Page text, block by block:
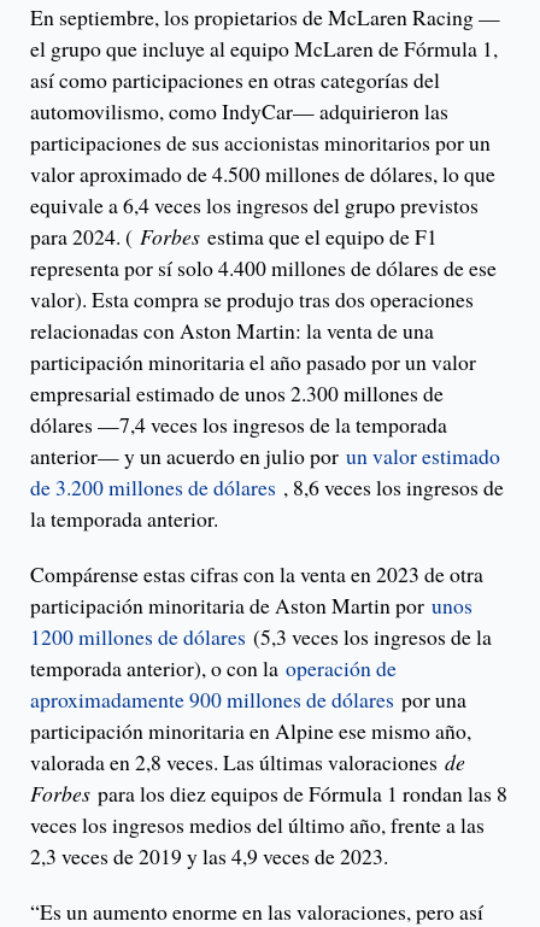
En septiembre, los propietarios de McLaren Racing —
el grupo que incluye al equipo McLaren de Fórmula 1,
así como participaciones en otras categorías del
automovilismo, como IndyCar— adquirieron las
participaciones de sus accionistas minoritarios por un
valor aproximado de 4.500 millones de dólares, lo que
equivale a 6,4 veces los ingresos del grupo previstos
para 2024. ( Forbes estima que el equipo de F1
representa por sí solo 4.400 millones de dólares de ese
valor). Esta compra se produjo tras dos operaciones
relacionadas con Aston Martin: la venta de una
participación minoritaria el año pasado por un valor
empresarial estimado de unos 2.300 millones de
dólares —7,4 veces los ingresos de la temporada
anterior— y un acuerdo en julio por un valor estimado
de 3.200 millones de dólares , 8,6 veces los ingresos de
la temporada anterior.
Compárense estas cifras con la venta en 2023 de otra
participación minoritaria de Aston Martin por unos
1200 millones de dólares (5,3 veces los ingresos de la
temporada anterior), o con la operación de
aproximadamente 900 millones de dólares por una
participación minoritaria en Alpine ese mismo año,
valorada en 2,8 veces. Las últimas valoraciones de
Forbes para los diez equipos de Fórmula 1 rondan las 8
veces los ingresos medios del último año, frente a las
2,3 veces de 2019 y las 4,9 veces de 2023.
“Es un aumento enorme en las valoraciones, pero así